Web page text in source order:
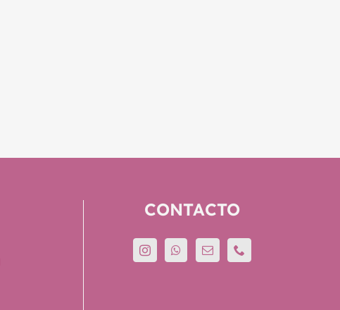
CONTACTO